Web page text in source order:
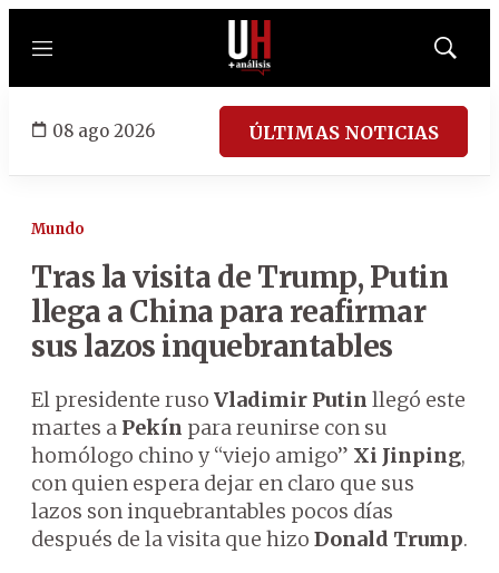
Menú
Mostrar
08 ago 2026 ÚLTIMAS NOTICIAS
Mundo
Tras la visita de Trump, Putin
llega a China para reafirmar
sus lazos inquebrantables
El presidente ruso Vladimir Putin llegó este
martes a Pekín para reunirse con su
homólogo chino y “viejo amigo” Xi Jinping,
con quien espera dejar en claro que sus
lazos son inquebrantables pocos días
después de la visita que hizo Donald Trump.